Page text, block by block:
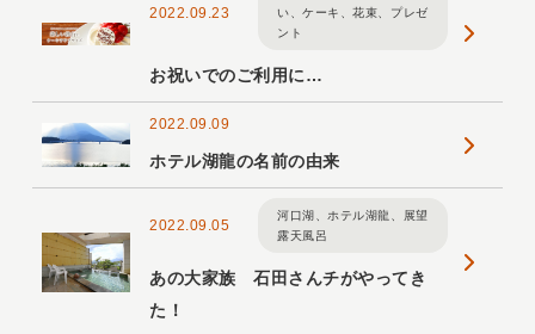
2022.09.23
い、ケーキ、花束、プレゼ
ント
お祝いでのご利用に…
2022.09.09
ホテル湖龍の名前の由来
2022.09.05
河口湖、ホテル湖龍、展望
露天風呂
あの大家族 石田さんチがやってき
た！